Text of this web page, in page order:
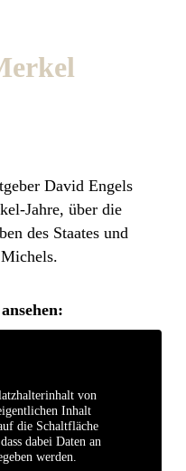
David Engels
Jahre, über die
des Staates und
von
Inhalt
die Schaltfläche
dabei Daten an
werden.